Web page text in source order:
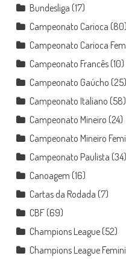
Bundesliga (17)
Campeonato Carioca (80)
Campeonato Carioca
Campeonato Francês(10)
Campeonato Gaúcho (25)
Campeonato Italiano (58)
Campeonato Mineiro (24)
Campeonato Mineiro
Campeonato Paulista (34)
Canoagem (16)
Cartas da Rodada (7)
CBF(69)
Champions League(52)
Champions League